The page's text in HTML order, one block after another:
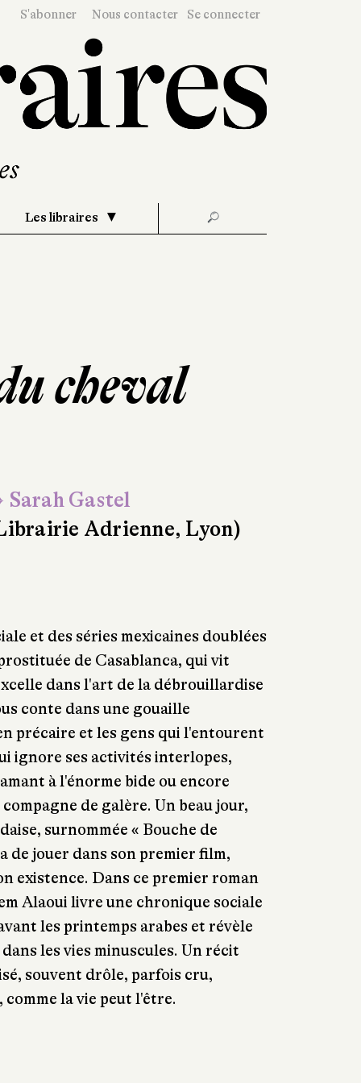
S'abonner Nous contacter Se connecter
Les libraires 🔎
cheval
Gastel
Adrienne, Lyon)
et des séries mexicaines doublées
de Casablanca, qui vit
dans l'art de la débrouillardise
conte dans une gouaille
précaire et les gens qui l'entourent
ignore ses activités interlopes,
à l'énorme bide ou encore
de galère. Un beau jour,
surnommée « Bouche de
de jouer dans son premier film,
existence. Dans ce premier roman
Alaoui livre une chronique sociale
les printemps arabes et révèle
dans les vies minuscules. Un récit
souvent drôle, parfois cru,
la vie peut l'être.